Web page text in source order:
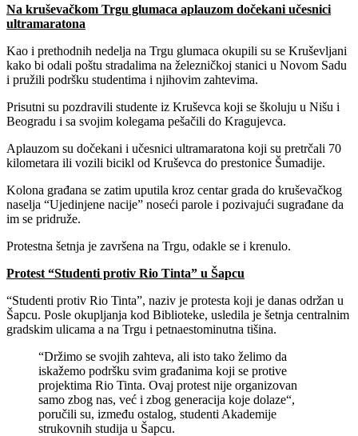
Na kruševačkom Trgu glumaca aplauzom dočekani učesnici
ultramaratona
Kao i prethodnih nedelja na Trgu glumaca okupili su se Kruševljani
kako bi odali poštu stradalima na železničkoj stanici u Novom Sadu
i pružili podršku studentima i njihovim zahtevima.
Prisutni su pozdravili studente iz Kruševca koji se školuju u Nišu i
Beogradu i sa svojim kolegama pešačili do Kragujevca.
Aplauzom su dočekani i učesnici ultramaratona koji su pretrčali 70
kilometara ili vozili bicikl od Kruševca do prestonice Šumadije.
Kolona građana se zatim uputila kroz centar grada do kruševačkog
naselja “Ujedinjene nacije” noseći parole i pozivajući sugrađane da
im se pridruže.
Protestna šetnja je završena na Trgu, odakle se i krenulo.
Protest “Studenti protiv Rio Tinta” u Šapcu
“Studenti protiv Rio Tinta”, naziv je protesta koji je danas održan u
Šapcu. Posle okupljanja kod Biblioteke, usledila je šetnja centralnim
gradskim ulicama a na Trgu i petnaestominutna tišina.
“Držimo se svojih zahteva, ali isto tako želimo da
iskažemo podršku svim građanima koji se protive
projektima Rio Tinta. Ovaj protest nije organizovan
samo zbog nas, već i zbog generacija koje dolaze“,
poručili su, između ostalog, studenti Akademije
strukovnih studija u Šapcu.